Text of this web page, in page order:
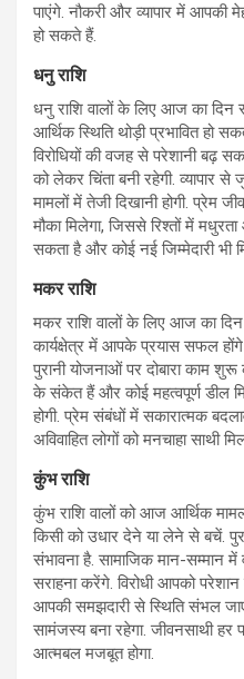
पाएंगे. नौकरी और व्यापार में आपकी
हो सकते हैं.
धनु राशि
धनु राशि वालों के लिए आज का दिन
आर्थिक स्थिति थोड़ी प्रभावित हो
विरोधियों की वजह से परेशानी बढ़
को लेकर चिंता बनी रहेगी. व्यापार से
मामलों में तेजी दिखानी होगी. प्रेम
मौका मिलेगा, जिससे रिश्तों में
सकता है और कोई नई जिम्मेदारी भी
मकर राशि
मकर राशि वालों के लिए आज का
कार्यक्षेत्र में आपके प्रयास सफल
पुरानी योजनाओं पर दोबारा काम
के संकेत हैं और कोई महत्वपूर्ण डील
होगी. प्रेम संबंधों में सकारात्मक
अविवाहित लोगों को मनचाहा साथी
कुंभ राशि
कुंभ राशि वालों को आज आर्थिक
किसी को उधार देने या लेने से बचें.
संभावना है. सामाजिक मान-सम्मान
सराहना करेंगे. विरोधी आपको
आपकी समझदारी से स्थिति संभल
सामंजस्य बना रहेगा. जीवनसाथी
आत्मबल मजबूत होगा.